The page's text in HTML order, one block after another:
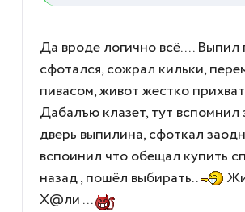
Да вроде логично всё.... Выпил
сфотался, сожрал кильки,
пивасом, живот жестко
Дабалъю клазет, тут вспомнил
дверь выпилина, сфоткал
вспоинил что обещал купить
назад , пошёл выбирать..
Х@ли ...